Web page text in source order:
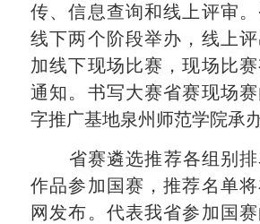
传、信息查询和线上评审
线下两个阶段举办，线上
加线下现场比赛，现场比
通知。书写大赛省赛现场赛
字推广基地泉州师范学院承办
省赛遴选推荐各组别
作品参加国赛，推荐名单将
网发布。代表我省参加国